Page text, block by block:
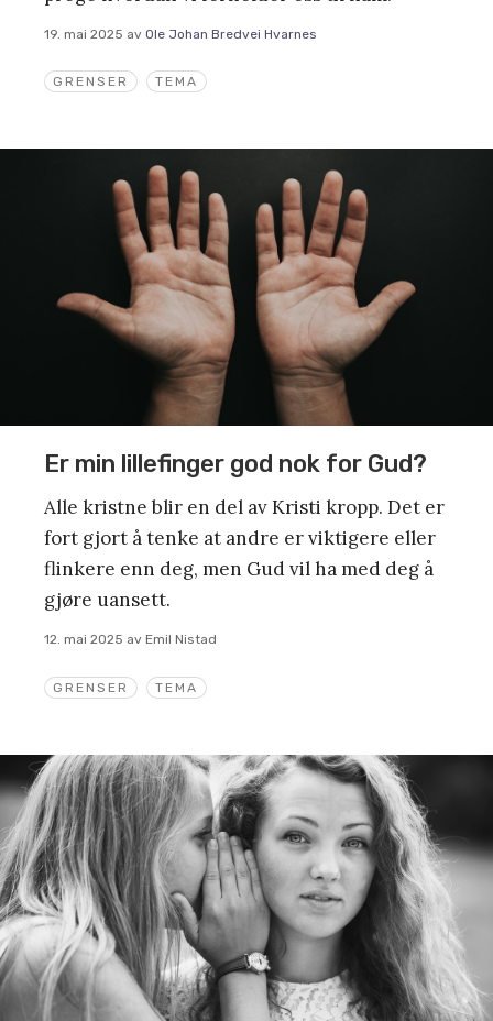
GRENSER TEMA
19. mai 2025 av Ole Johan Bredvei Hvarnes
GRENSER TEMA
Er min lillefinger god nok for Gud?
Alle kristne blir en del av Kristi kropp. Det er
fort gjort å tenke at andre er viktigere eller
flinkere enn deg, men Gud vil ha med deg å
gjøre uansett.
12. mai 2025 av Emil Nistad